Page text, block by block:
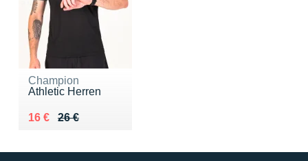
Champion
Athletic Herren
26 €
Au lieu de 26 €
16 €
Vendu 16 €